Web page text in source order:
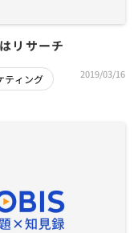
リサーチ
ティング 2019/03/16